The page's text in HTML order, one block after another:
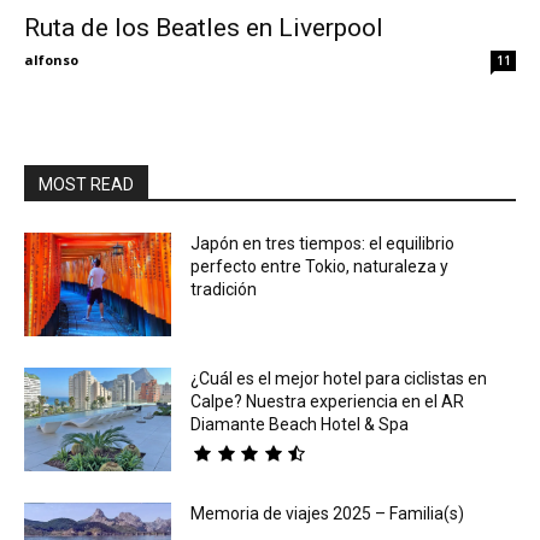
Ruta de los Beatles en Liverpool
alfonso 11
MOST READ
Japón en tres tiempos: el equilibrio
perfecto entre Tokio, naturaleza y
tradición
¿Cuál es el mejor hotel para ciclistas en
Calpe? Nuestra experiencia en el AR
Diamante Beach Hotel & Spa
Memoria de viajes 2025 – Familia(s)